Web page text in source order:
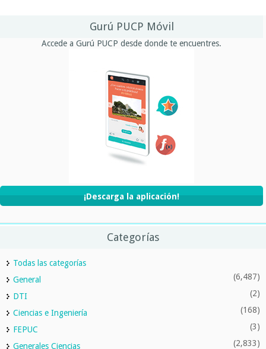
Gurú PUCP Móvil
Accede a Gurú PUCP desde donde te encuentres.
¡Descarga la aplicación!
Categorías
Todas las categorías
General
(6,487)
DTI (2)
Ciencias e Ingeniería (168)
FEPUC (3)
Generales Ciencias (2,833)